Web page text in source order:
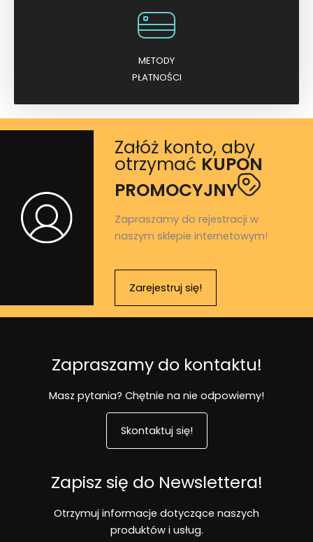
METODY
PŁATNOŚCI
Załóż konto, aby
otrzymać KUPON
PROMOCYJNY
Zapraszamy do rejestracji w
naszym sklepie internetowym!
Zarejestruj się!
Zapraszamy do kontaktu!
Masz pytania? Chętnie na nie odpowiemy!
Skontaktuj się!
Zapisz się do Newslettera!
Otrzymuj informacje dotyczące naszych
produktów i usług.